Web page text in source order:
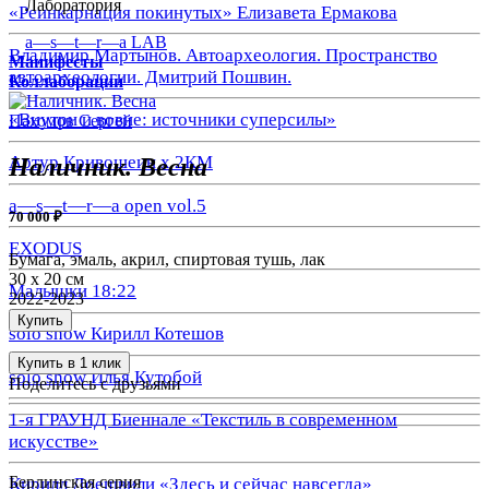
«Реинкарнация покинутых» Елизавета Ермакова
Владимир Мартынов. Автоархеология. Пространство
автоархеологии. Дмитрий Пошвин.
«Внутри и вовне: источники суперсилы»
Артур Кривошеин х 2КМ
a—s—t—r—a open vol.5
EXODUS
Малышки 18:22
solo show Кирилл Котешов
solo show Илья Кутобой
1-я ГРАУНД Биеннале «Текстиль в современном
искусстве»
Кирилл Доешвили «Здесь и сейчас навсегда»
Лаборатория
a—s—t—r—a LAB
Манифесты
Коллаборации
Пахомов Сергей
Наличник. Весна
70 000 ₽
Бумага, эмаль, акрил, спиртовая тушь, лак
30 х 20 см
2022-2023
Купить
Купить в 1 клик
Поделитесь с друзьями
Берлинская серия